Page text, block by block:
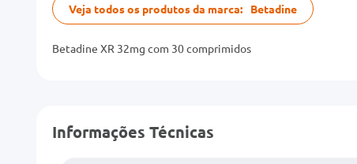
Veja todos os produtos da marca: Betadine
Betadine XR 32mg com 30 comprimidos
Informações Técnicas